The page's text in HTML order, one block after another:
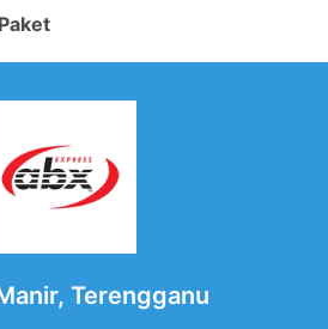
Terengganu